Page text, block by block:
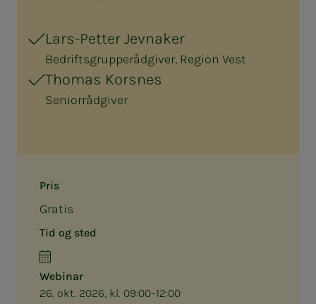
Pris
Gratis
Tid og sted
Webinar
26. okt. 2026, kl. 09:00–12:00
Lars-Petter Jevnaker
Bedriftsgrupperådgiver, Region Vest
Thomas Korsnes
Seniorrådgiver